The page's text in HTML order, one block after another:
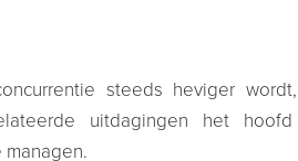
steeds heviger
uitdagingen het